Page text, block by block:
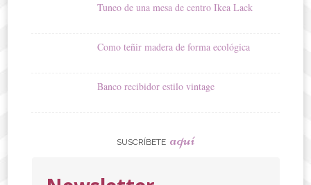
Tuneo de una mesa de centro Ikea Lack
Como teñir madera de forma ecológica
Banco recibidor estilo vintage
SUSCRÍBETE aquí